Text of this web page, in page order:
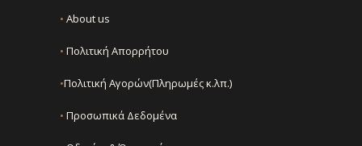
• About us
• Πολιτική Απορρήτου
•Πολιτική Αγορών(Πληρωμές κ.λπ.)
• Προσωπικά Δεδομένα